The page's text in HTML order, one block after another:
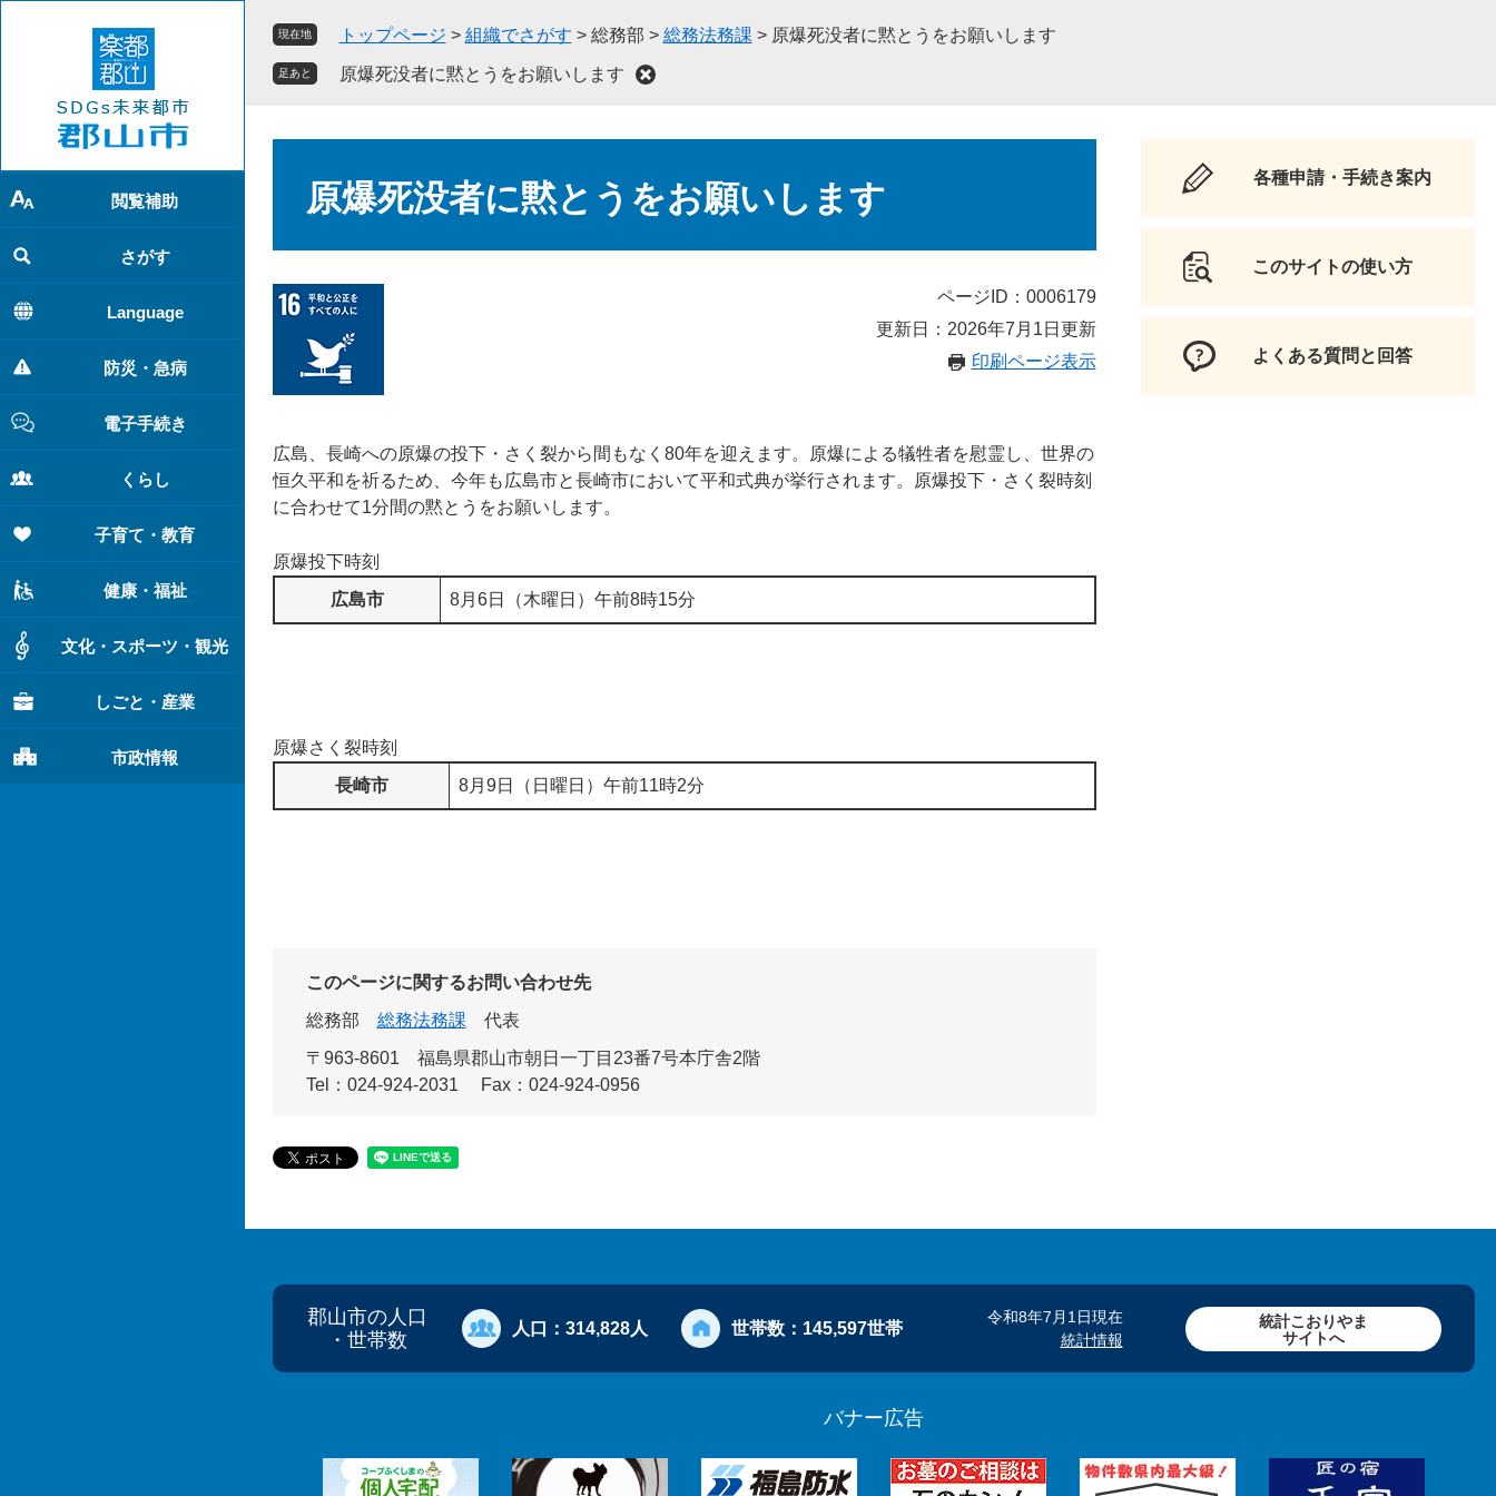
で
す
。
ば
し
て
本
文
へ
閲覧補助
さがす
Language
防災・急病
電子手続き
くらし
子育て・教育
健康・福祉
文化・スポーツ・観光
しごと・産業
市政情報
現在地 トップページ > 組織でさがす > 総務部 > 総務法務課 > 原爆死没者に黙とうをお願いします
足あと 原爆死没者に黙とうをお願いします
原爆死没者に黙とうをお願いします
ページID：0006179
更新日：2026年7月1日更新
印刷ページ表示
広島、長崎への原爆の投下・さく裂から間もなく80年を迎えます。原爆による犠牲者を慰霊し、世界の
恒久平和を祈るため、今年も広島市と長崎市において平和式典が挙行されます。原爆投下・さく裂時刻
に合わせて1分間の黙とうをお願いします。
原爆投下時刻
広島市
8月6日（木曜日）午前8時15分
原爆さく裂時刻
長崎市
8月9日（日曜日）午前11時2分
このページに関するお問い合わせ先
総務部
総務法務課
代表
〒963-8601
福島県郡山市朝日一丁目23番7号本庁舎2階
Tel：024-924-2031
Fax：024-924-0956
各種申請・手続き案内
このサイトの使い方
よくある質問と回答
郡山市の人口
・世帯数
人口： 314,828人 世帯数： 145,597世帯
令和8年7月1日現在
統計情報
統計こおりやま
サイトへ
バナー広告